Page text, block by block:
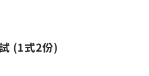
(1式2份)